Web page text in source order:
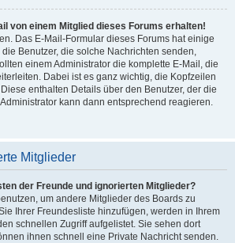
von einem Mitglied dieses Forums erhalten!
Das E-Mail-Formular dieses Forums hat einige
Benutzer, die solche Nachrichten senden,
einem Administrator die komplette E-Mail, die
Dabei ist es ganz wichtig, die Kopfzeilen
enthalten Details über den Benutzer, der die
kann dann entsprechend reagieren.
Mitglieder
der Freunde und ignorierten Mitglieder?
um andere Mitglieder des Boards zu
Ihrer Freundesliste hinzufügen, werden in Ihrem
schnellen Zugriff aufgelistet. Sie sehen dort
ihnen schnell eine Private Nachricht senden.